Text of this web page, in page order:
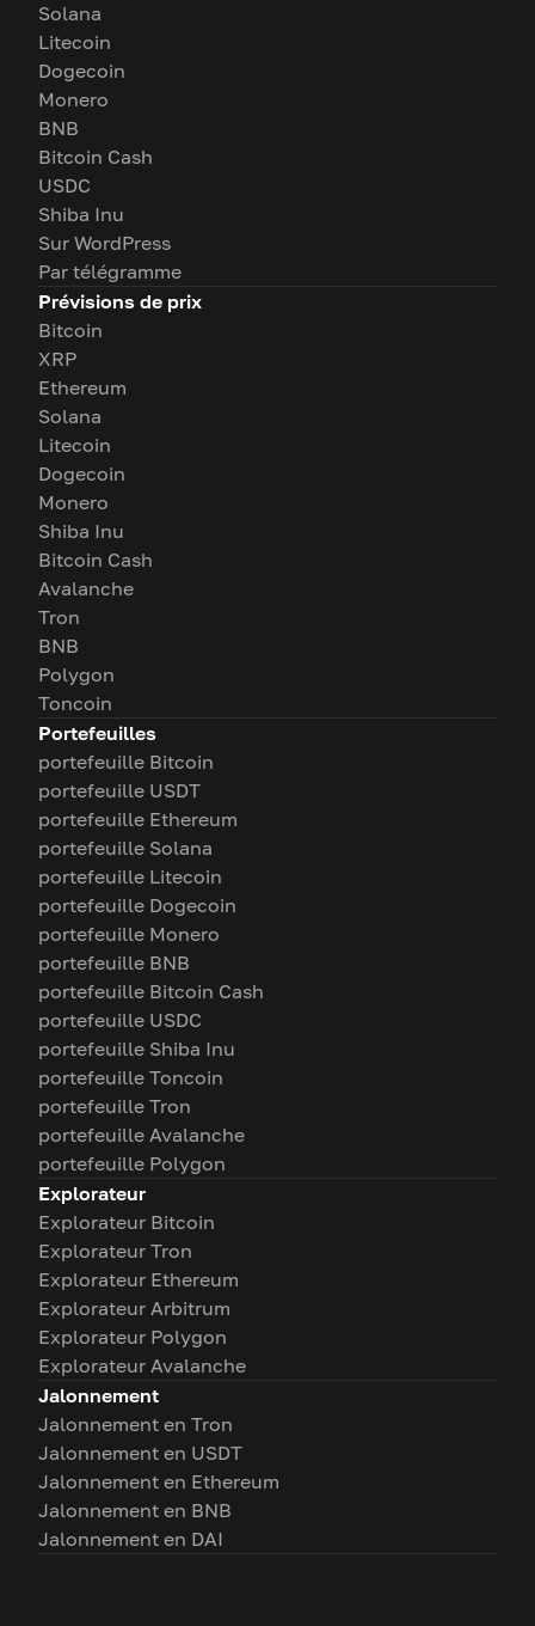
Solana
Litecoin
Dogecoin
Monero
BNB
Bitcoin Cash
USDC
Shiba Inu
Sur WordPress
Par télégramme
Prévisions de prix
Bitcoin
XRP
Ethereum
Solana
Litecoin
Dogecoin
Monero
Shiba Inu
Bitcoin Cash
Avalanche
Tron
BNB
Polygon
Toncoin
Portefeuilles
portefeuille Bitcoin
portefeuille USDT
portefeuille Ethereum
portefeuille Solana
portefeuille Litecoin
portefeuille Dogecoin
portefeuille Monero
portefeuille BNB
portefeuille Bitcoin Cash
portefeuille USDC
portefeuille Shiba Inu
portefeuille Toncoin
portefeuille Tron
portefeuille Avalanche
portefeuille Polygon
Explorateur
Explorateur Bitcoin
Explorateur Tron
Explorateur Ethereum
Explorateur Arbitrum
Explorateur Polygon
Explorateur Avalanche
Jalonnement
Jalonnement en Tron
Jalonnement en USDT
Jalonnement en Ethereum
Jalonnement en BNB
Jalonnement en DAI